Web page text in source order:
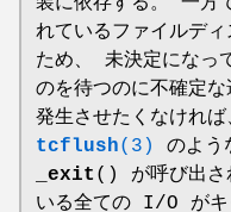
れているファイルデ
ため、 未決定になっ
のを待つのに不確定
発生させたくなければ
tcflush(3)
のよう
_exit () が呼び出さ
いる全ての I/O がキ